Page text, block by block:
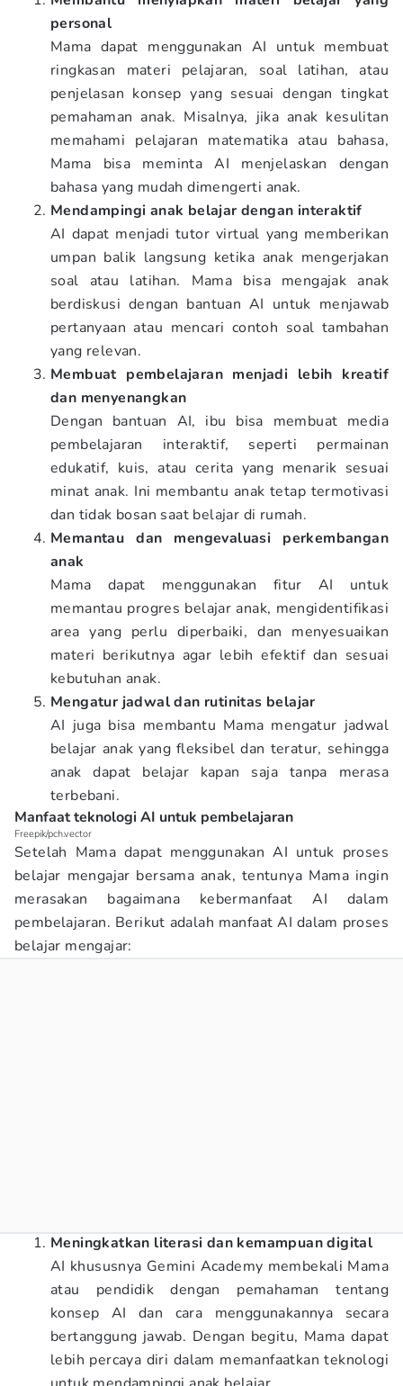
personal
Mama dapat menggunakan AI untuk membuat
ringkasan materi pelajaran, soal latihan, atau
penjelasan konsep yang sesuai dengan tingkat
pemahaman anak. Misalnya, jika anak kesulitan
memahami pelajaran matematika atau bahasa,
Mama bisa meminta AI menjelaskan dengan
bahasa yang mudah dimengerti anak.
Mendampingi anak belajar dengan interaktif
AI dapat menjadi tutor virtual yang memberikan
umpan balik langsung ketika anak mengerjakan
soal atau latihan. Mama bisa mengajak anak
berdiskusi dengan bantuan AI untuk menjawab
pertanyaan atau mencari contoh soal tambahan
yang relevan.
Membuat pembelajaran menjadi lebih kreatif
dan menyenangkan
Dengan bantuan AI, ibu bisa membuat media
pembelajaran interaktif, seperti permainan
edukatif, kuis, atau cerita yang menarik sesuai
minat anak. Ini membantu anak tetap termotivasi
dan tidak bosan saat belajar di rumah.
Memantau dan mengevaluasi perkembangan
anak
Mama dapat menggunakan fitur AI untuk
memantau progres belajar anak, mengidentifikasi
area yang perlu diperbaiki, dan menyesuaikan
materi berikutnya agar lebih efektif dan sesuai
kebutuhan anak.
Mengatur jadwal dan rutinitas belajar
AI juga bisa membantu Mama mengatur jadwal
belajar anak yang fleksibel dan teratur, sehingga
anak dapat belajar kapan saja tanpa merasa
terbebani.
Manfaat teknologi AI untuk pembelajaran
Freepik/pch.vector
Setelah Mama dapat menggunakan AI untuk proses
belajar mengajar bersama anak, tentunya Mama ingin
merasakan bagaimana kebermanfaat AI dalam
pembelajaran. Berikut adalah manfaat AI dalam proses
belajar mengajar:
Meningkatkan literasi dan kemampuan digital
AI khususnya Gemini Academy membekali Mama
atau pendidik dengan pemahaman tentang
konsep AI dan cara menggunakannya secara
bertanggung jawab. Dengan begitu, Mama dapat
lebih percaya diri dalam memanfaatkan teknologi